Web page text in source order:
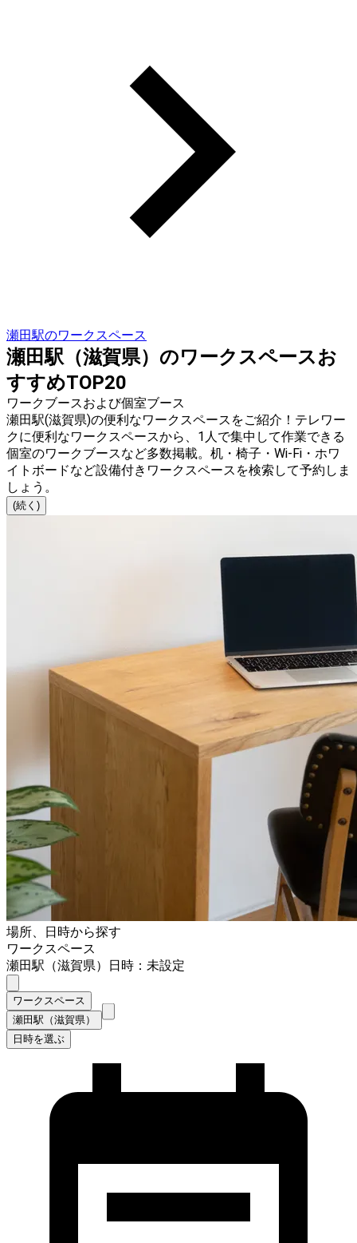
瀬田駅のワークスペース
瀬田駅（滋賀県）のワークスペースお
すすめTOP20
ワークブースおよび個室ブース
瀬田駅(滋賀県)の便利なワークスペースをご紹介！テレワー
クに便利なワークスペースから、1人で集中して作業できる
個室のワークブースなど多数掲載。机・椅子・Wi-Fi・ホワ
イトボードなど設備付きワークスペースを検索して予約しま
しょう。
(続く)
場所、日時から探す
ワークスペース
瀬田駅（滋賀県）
日時：未設定
ワークスペース
瀬田駅（滋賀県）
日時を選ぶ